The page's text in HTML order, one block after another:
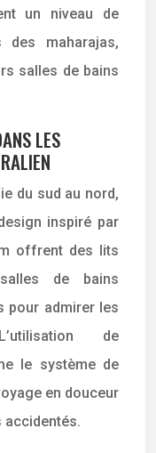
un niveau de
des maharajas,
salles de bains
LES
du sud au nord,
inspiré par
offrent des lits
de bains
pour admirer les
de
le système de
en douceur
accidentés.